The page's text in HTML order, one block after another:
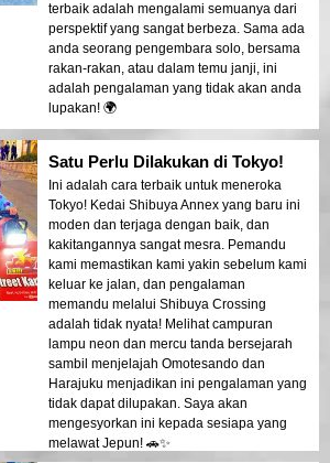
terbaik adalah mengalami semuanya dari
perspektif yang sangat berbeza. Sama ada
anda seorang pengembara solo, bersama
rakan-rakan, atau dalam temu janji, ini
adalah pengalaman yang tidak akan anda
lupakan! 🌍
Satu Perlu Dilakukan di Tokyo!
Ini adalah cara terbaik untuk meneroka
Tokyo! Kedai Shibuya Annex yang baru ini
moden dan terjaga dengan baik, dan
kakitangannya sangat mesra. Pemandu
kami memastikan kami yakin sebelum kami
keluar ke jalan, dan pengalaman
memandu melalui Shibuya Crossing
adalah tidak nyata! Melihat campuran
lampu neon dan mercu tanda bersejarah
sambil menjelajah Omotesando dan
Harajuku menjadikan ini pengalaman yang
tidak dapat dilupakan. Saya akan
mengesyorkan ini kepada sesiapa yang
melawat Jepun! 🚗✨